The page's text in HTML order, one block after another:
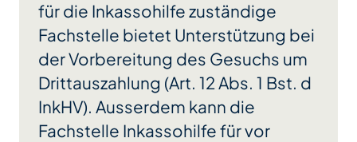
für die Inkassohilfe zuständige
Fachstelle bietet Unterstützung bei
der Vorbereitung des Gesuchs um
Drittauszahlung (Art. 12 Abs. 1 Bst. d
InkHV). Ausserdem kann die
Fachstelle Inkassohilfe für vor